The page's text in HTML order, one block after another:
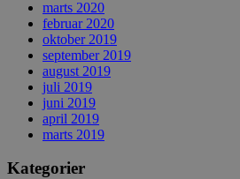
marts 2020
februar 2020
oktober 2019
september 2019
august 2019
juli 2019
juni 2019
april 2019
marts 2019
Kategorier